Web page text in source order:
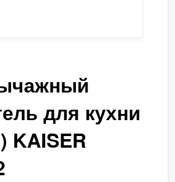
для кухни
KAISER